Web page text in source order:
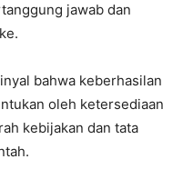
jawab dan
bahwa keberhasilan
oleh ketersediaan
kebijakan dan tata